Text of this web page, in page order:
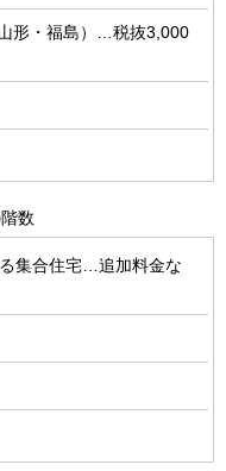
形・福島）…税抜3,000
数
集合住宅…追加料金な